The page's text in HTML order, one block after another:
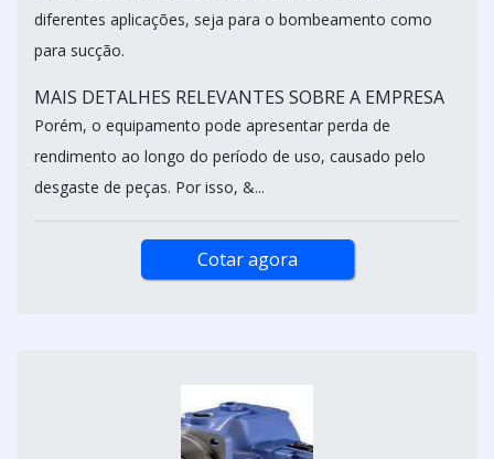
diferentes aplicações, seja para o bombeamento como
para sucção.
MAIS DETALHES RELEVANTES SOBRE A EMPRESA
Porém, o equipamento pode apresentar perda de
rendimento ao longo do período de uso, causado pelo
desgaste de peças. Por isso, &...
Cotar agora